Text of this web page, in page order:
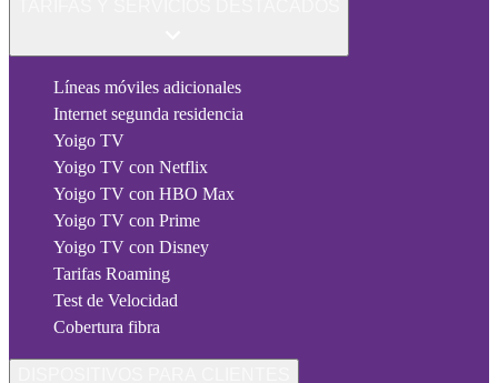
Líneas móviles adicionales
Internet segunda residencia
Yoigo TV
Yoigo TV con Netflix
Yoigo TV con HBO Max
Yoigo TV con Prime
Yoigo TV con Disney
Tarifas Roaming
Test de Velocidad
Cobertura fibra